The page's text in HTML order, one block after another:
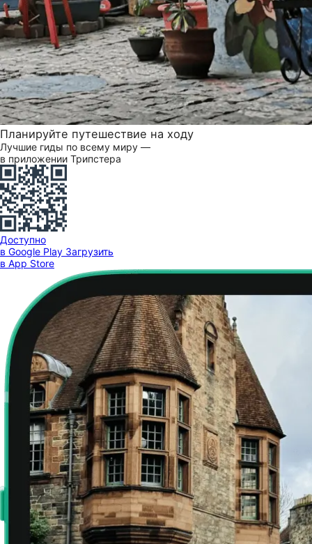
Планируйте путешествие на ходу
Лучшие гиды по всему миру —
в приложении Трипстера
Доступно
в Google Play Загрузить
в App Store